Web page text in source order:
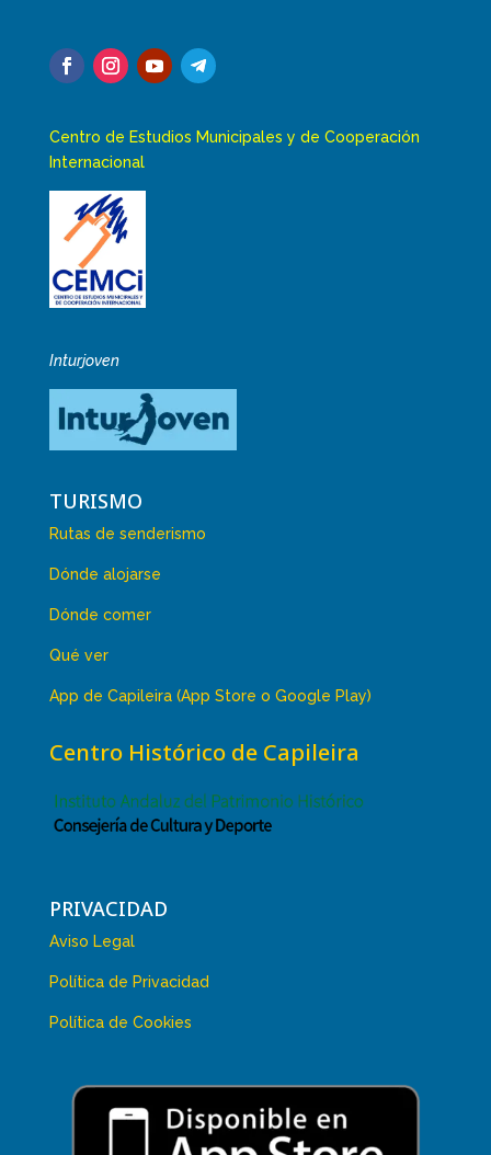
Centro de Estudios Municipales y de Cooperación
Internacional
Inturjoven
TURISMO
Rutas de senderismo
Dónde alojarse
Dónde comer
Qué ver
App de Capileira (App Store o Google Play)
Centro Histórico de Capileira
PRIVACIDAD
Aviso Legal
Política de Privacidad
Política de Cookies